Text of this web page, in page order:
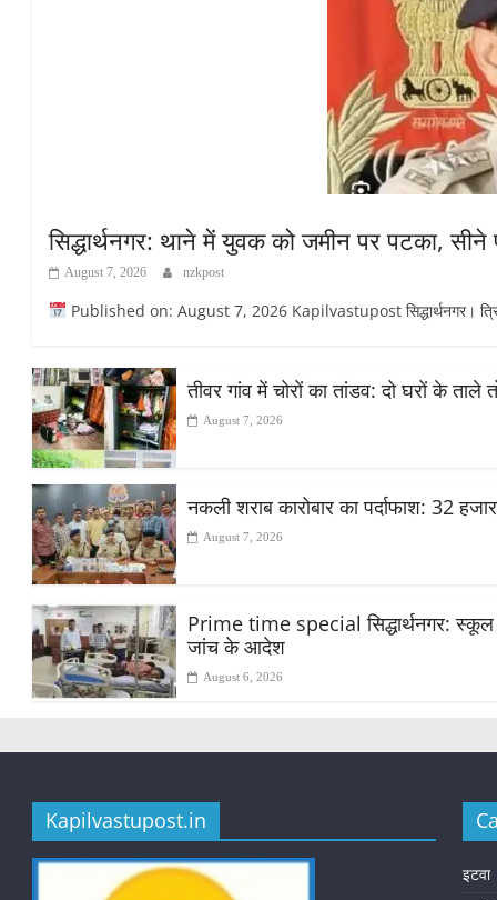
सिद्धार्थनगर: थाने में युवक को जमीन पर पटका, सीने
August 7, 2026 nzkpost
Published on: August 7, 2026 Kapilvastupost सिद्धार्थनगर।
तीवर गांव में चोरों का तांडव: दो घरों के
August 7, 2026
नकली शराब कारोबार का पर्दाफाश: 32
August 7, 2026
Prime time special सिद्धार्थनगर: स्कूल
जांच के आदेश
August 6, 2026
Kapilvastupost.in
इटवा